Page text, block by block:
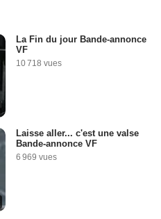
La Fin du jour Bande-annonce
VF
10 718 vues
Laisse aller... c'est une valse
Bande-annonce VF
6 969 vues